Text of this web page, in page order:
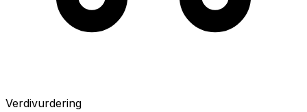
Verdivurdering